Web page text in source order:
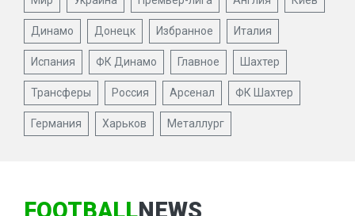
Динамо Донецк Избранное Италия
Испания ФК Динамо Главное Шахтер
Трансферы Россия Арсенал ФК Шахтер
Германия Харьков Металлург
FOOTBALLNEWS